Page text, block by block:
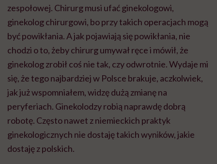
zespołowej. Chirurg musi ufać ginekologowi,
ginekolog chirurgowi, bo przy takich operacjach mogą
być powikłania. A jak pojawiają się powikłania, nie
chodzi o to, żeby chirurg umywał ręce i mówił, że
ginekolog zrobił coś nie tak, czy odwrotnie. Wydaje mi
się, że tego najbardziej w Polsce brakuje, aczkolwiek,
jak już wspomniałem, widzę dużą zmianę na
peryferiach. Ginekolodzy robią naprawdę dobrą
robotę. Często nawet z niemieckich praktyk
ginekologicznych nie dostaję takich wyników, jakie
dostaję z polskich.